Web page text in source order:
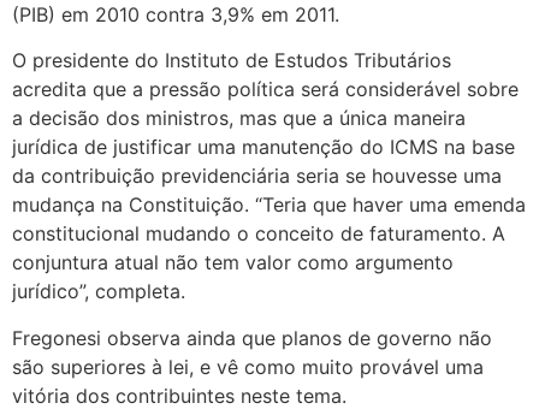
(PIB) em 2010 contra 3,9% em 2011.
O presidente do Instituto de Estudos Tributários
acredita que a pressão política será considerável sobre
a decisão dos ministros, mas que a única maneira
jurídica de justificar uma manutenção do ICMS na base
da contribuição previdenciária seria se houvesse uma
mudança na Constituição. “Teria que haver uma emenda
constitucional mudando o conceito de faturamento. A
conjuntura atual não tem valor como argumento
jurídico”, completa.
Fregonesi observa ainda que planos de governo não
são superiores à lei, e vê como muito provável uma
vitória dos contribuintes neste tema.